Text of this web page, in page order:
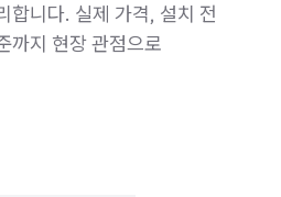
합니다. 실제 가격, 설치 전
까지 현장 관점으로